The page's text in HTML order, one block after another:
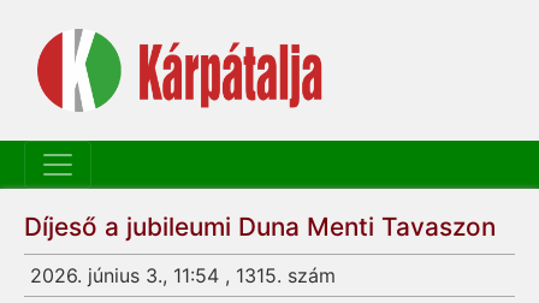
Díjeső a jubileumi Duna Menti Tavaszon
2026. június 3., 11:54 , 1315. szám